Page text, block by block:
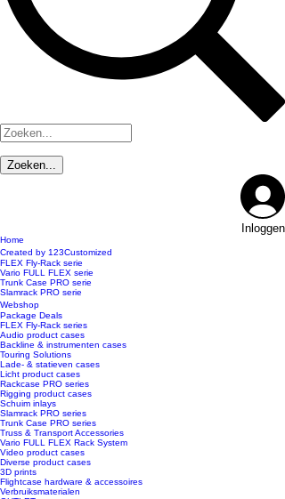
Inloggen
Home
Created by 123Customized
FLEX Fly-Rack serie
Vario FULL FLEX serie
Trunk Case PRO serie
Slamrack PRO serie
Webshop
Package Deals
FLEX Fly-Rack series
Audio product cases
Backline & instrumenten cases
Touring Solutions
Lade- & statieven cases
Licht product cases
Rackcase PRO series
Rigging product cases
Schuim inlays
Slamrack PRO series
Trunk Case PRO series
Truss & Transport Accessories
Vario FULL FLEX Rack System
Video product cases
Diverse product cases
3D prints
Flightcase hardware & accessoires
Verbruiksmaterialen